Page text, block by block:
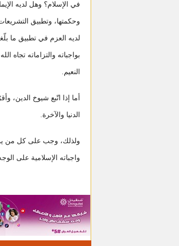
في الإسلام؟ وهل لديه
وحكمتها، وتطبيق
لديه العزم في تطبيق ما
بواجباته والتزاماته
النعيم.
أما إذا اتّبع شيوخ الدين،
الدنيا والآخرة.
ولذلك، وجب على كل من
واجباته الإسلامية على